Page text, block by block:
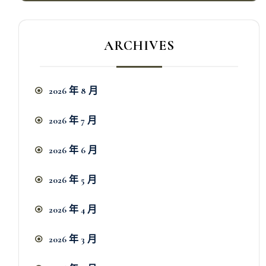
ARCHIVES
2026 年 8 月
2026 年 7 月
2026 年 6 月
2026 年 5 月
2026 年 4 月
2026 年 3 月